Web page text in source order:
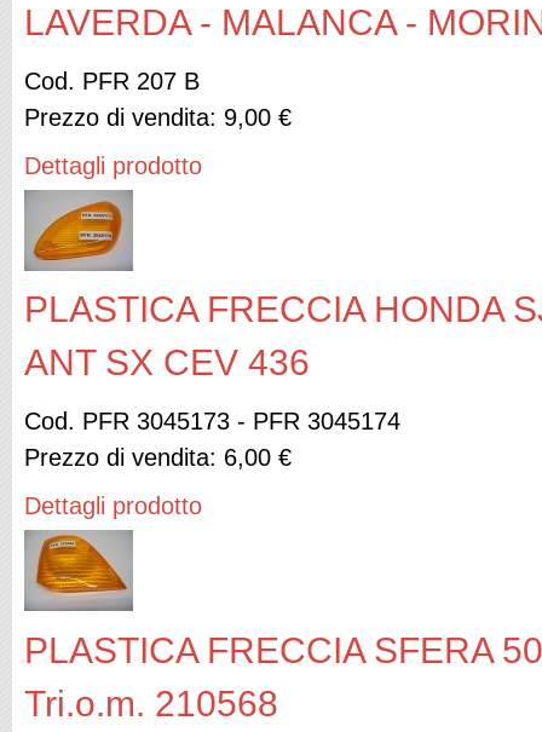
LAVERDA - MALANCA -
Cod. PFR 207 B
Prezzo di vendita: 9,00 €
Dettagli prodotto
PLASTICA FRECCIA HONDA
ANT SX CEV 436
Cod. PFR 3045173 - PFR 3045174
Prezzo di vendita: 6,00 €
Dettagli prodotto
PLASTICA FRECCIA SFERA
Tri.o.m. 210568